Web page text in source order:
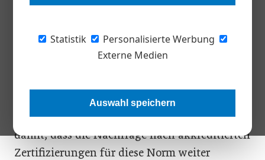
Statistik
Personalisierte Werbung
Externe Medien
Auswahl speichern
Punkten, welche einfachen Präventionsmaßnahmen jedes
Unternehmen ergreifen kann.
anerkanntes Instrument zur Vorbeugung und
Bekämpfung von Korruption. Wir rechnen
damit, dass die Nachfrage nach akkreditierten
Zertifizierungen für diese Norm weiter